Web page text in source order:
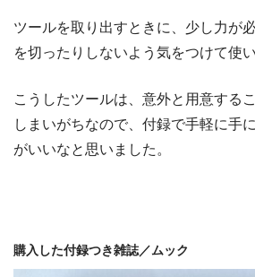
ツールを取り出すときに、少し力が
を切ったりしないよう気をつけて使
こうしたツールは、意外と用意する
しまいがちなので、付録で手軽に手
がいいなと思いました。
購入した付録つき雑誌／ムック